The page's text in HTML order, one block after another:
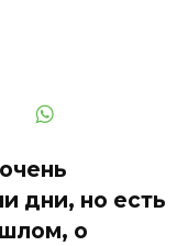
дни, но есть
о